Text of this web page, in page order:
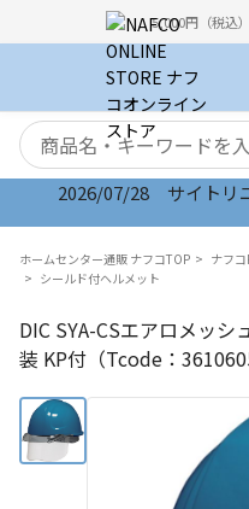
5,000円（税込
検索キーワード
2026/07/28 サイトリ
ホームセンター通販 ナフコTOP ナフコ
シールド付ヘルメット
DIC SYA-CSエアロメッ
装 KP付（Tcode：